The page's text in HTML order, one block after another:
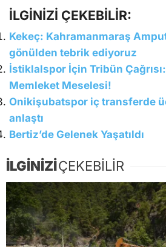
İLGİNİZİ ÇEKEBİLİR:
Kekeç: Kahramanmaraş
gönülden tebrik ediyoruz
İstiklalspor İçin Tribün
Memleket Meselesi!
Onikişubatspor iç transferde
anlaştı
Bertiz’de Gelenek Yaşatıldı
İLGİNİZİÇEKEBİLİR